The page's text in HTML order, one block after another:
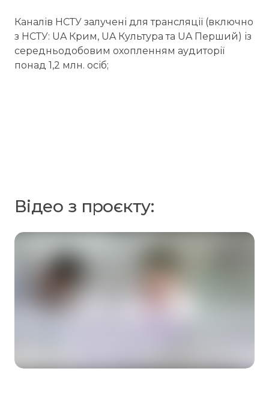
Каналів НСТУ залучені для трансляції (включно
з НСТУ: UA Крим, UA Культура та UA Перший) із
середньодобовим охопленням аудиторії
понад 1,2 млн. осіб;
Відео з проєкту: